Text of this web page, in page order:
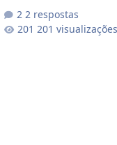
pegada no da.
2 respostas
201 visualizações